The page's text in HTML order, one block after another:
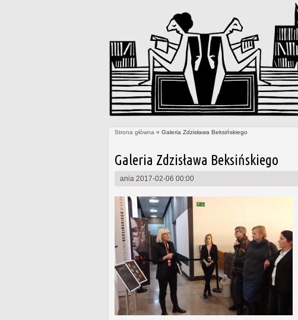
Strona główna » Galeria Zdzisława Beksińskiego
Galeria Zdzisława Beksińskiego
ania 2017-02-06 00:00